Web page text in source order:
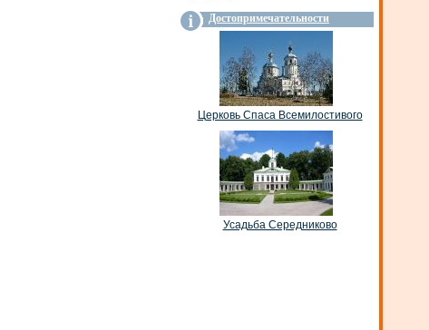
Достопримечательности
Церковь Спаса Всемилостивого
Усадьба Середниково